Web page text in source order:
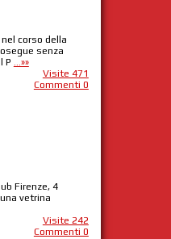
corso della
senza
P ...»»
Visite 471
Commenti 0
Firenze, 4
vetrina
Visite 242
Commenti 0